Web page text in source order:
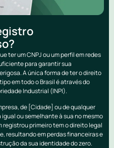
ter um CNPJ ou um perfil em redes
para garantir sua
A única forma de ter o direito
em todo o Brasil é através do
Industrial (INPI).
de [Cidade] ou de qualquer
ou semelhante à sua no mesmo
primeiro tem o direito legal
resultando em perdas financeiras e
da sua identidade do zero.